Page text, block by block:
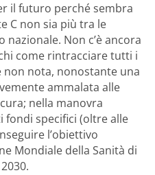
il futuro perché sembra
C non sia più tra le
Non c’è ancora
come rintracciare tutti i
non nota, nonostante una
ammalata alle
nella manovra
fondi specifici (oltre alle
l’obiettivo
Mondiale della Sanità di